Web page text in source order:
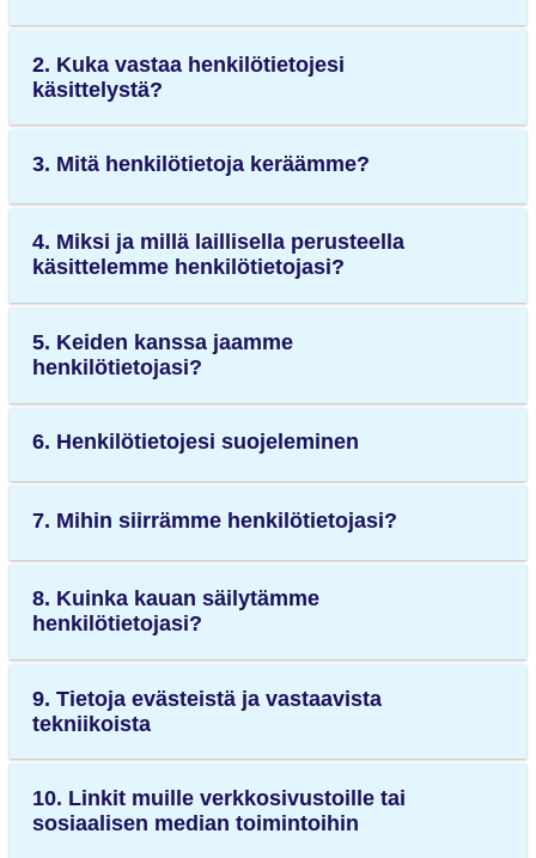
2. Kuka vastaa henkilötietojesi
käsittelystä?
3. Mitä henkilötietoja keräämme?
4. Miksi ja millä laillisella perusteella
käsittelemme henkilötietojasi?
5. Keiden kanssa jaamme
henkilötietojasi?
6. Henkilötietojesi suojeleminen
7. Mihin siirrämme henkilötietojasi?
8. Kuinka kauan säilytämme
henkilötietojasi?
9. Tietoja evästeistä ja vastaavista
tekniikoista
10. Linkit muille verkkosivustoille tai
sosiaalisen median toimintoihin